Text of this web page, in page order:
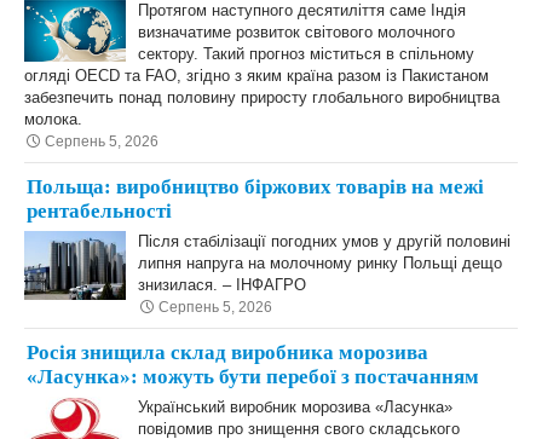
Протягом наступного десятиліття саме Індія
визначатиме розвиток світового молочного
сектору. Такий прогноз міститься в спільному
огляді OECD та FAO, згідно з яким країна разом із Пакистаном
забезпечить понад половину приросту глобального виробництва
молока.
Серпень 5, 2026
Польща: виробництво біржових товарів на межі
рентабельності
Після стабілізації погодних умов у другій половині
липня напруга на молочному ринку Польщі дещо
знизилася. – ІНФАГРО
Серпень 5, 2026
Росія знищила склад виробника морозива
«Ласунка»: можуть бути перебої з постачанням
Український виробник морозива «Ласунка»
повідомив про знищення свого складського